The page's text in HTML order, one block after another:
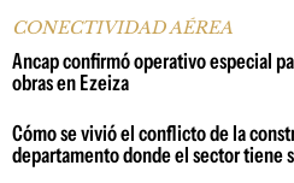
CONECTIVIDAD AÉREA
Ancap confirmó operativo especial
obras en Ezeiza
Cómo se vivió el conflicto de la
departamento donde el sector tiene